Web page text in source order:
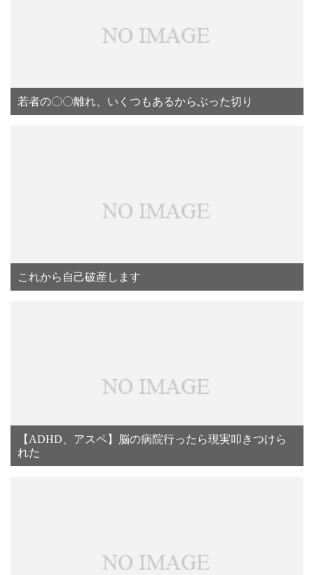
若者の〇〇離れ、いくつもあるからぶった切り
これから自己破産します
【ADHD、アスペ】脳の病院行ったら現実叩きつけら
れた